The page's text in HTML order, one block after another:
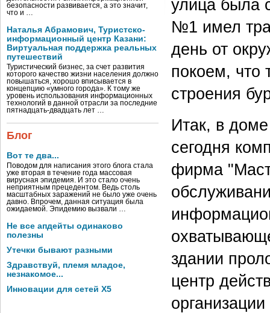
безопасности развивается, а это значит,
что и …
Наталья Абрамович, Туристско-
информационный центр Казани:
Виртуальная поддержка реальных
путешествий
Туристический бизнес, за счет развития
которого качество жизни населения должно
повышаться, хорошо вписывается в
концепцию «умного города». К тому же
уровень использования информационных
технологий в данной отрасли за последние
пятнадцать-двадцать лет …
Блог
Вот те два...
Поводом для написания этого блога стала
уже вторая в течение года массовая
вирусная эпидемия. И это стало очень
неприятным прецедентом. Ведь столь
масштабных заражений не было уже очень
давно. Впрочем, данная ситуация была
ожидаемой. Эпидемию вызвали …
Не все апдейты одинаково
полезны
Утечки бывают разными
Здравствуй, племя младое,
незнакомое...
Инновации для сетей X5
улица была
№1 имел
день от
покоем, что
строения
Итак, в
сегодня
фирма
здании
центр